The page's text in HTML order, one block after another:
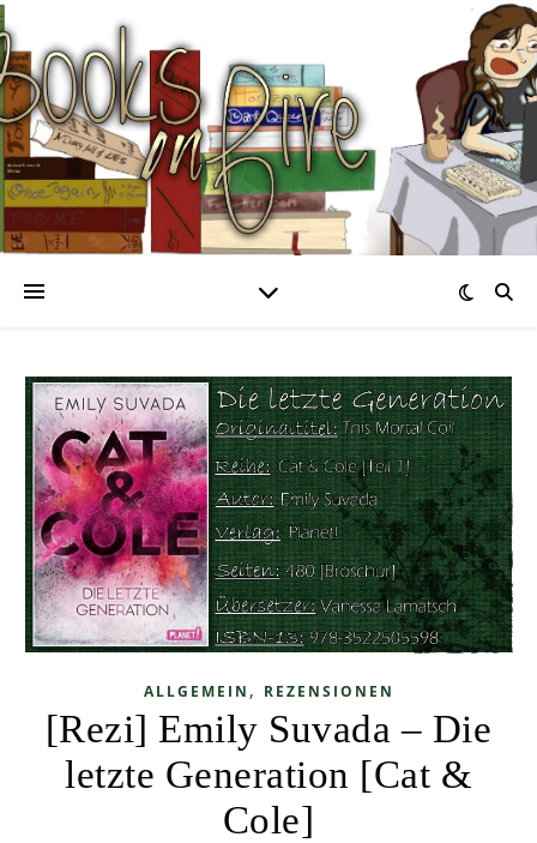
ALLGEMEIN , REZENSIONEN
[Rezi] Emily Suvada – Die
letzte Generation [Cat &
Cole]